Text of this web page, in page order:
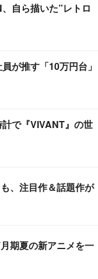
自ら描いた”レトロ
が推す「10万円台」
計で『VIVANT』の世
、注目作＆話題作が
期夏の新アニメを一